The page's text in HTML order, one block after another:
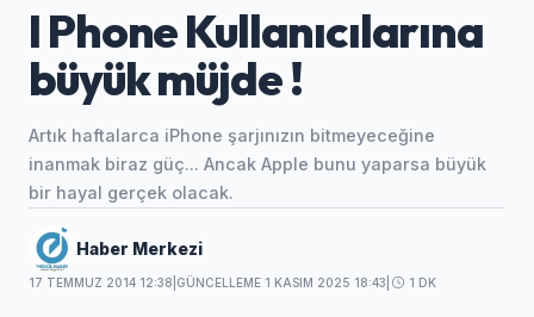
I Phone Kullanıcılarına
büyük müjde !
Artık haftalarca iPhone şarjınızın bitmeyeceğine
inanmak biraz güç... Ancak Apple bunu yaparsa büyük
bir hayal gerçek olacak.
Haber Merkezi
17 TEMMUZ 2014 12:38 GÜNCELLEME 1 KASIM 2025 18:43 1 DK